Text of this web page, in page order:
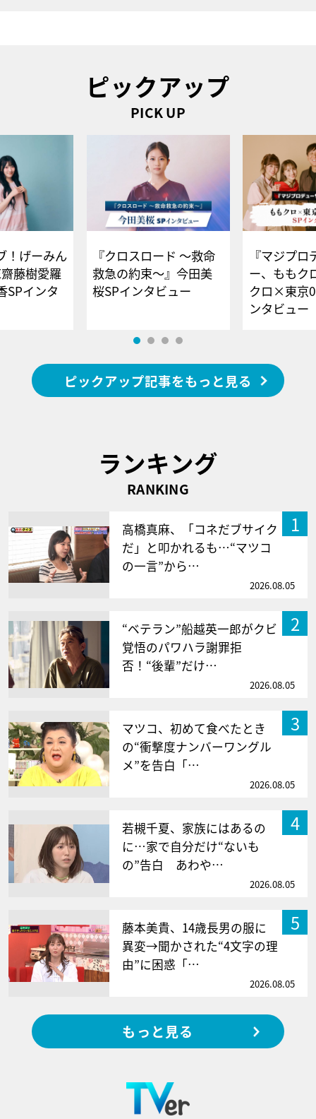
ピックアップ
PICK UP
！げーみん
藤樹愛羅
SPインタ
『クロスロード ～救命
救急の約束～』今田美
桜SPインタビュー
『マジプロ
ー、ももク
クロ×東京
ンタビュー
ピックアップ記事をもっと見る
ランキング
RANKING
1
高橋真麻、「コネだブサイク
だ」と叩かれるも…“マツコ
の一言”から…
2026.08.05
2
“ベテラン”船越英一郎がクビ
覚悟のパワハラ謝罪拒
否！“後輩”だけ…
2026.08.05
3
マツコ、初めて食べたとき
の“衝撃度ナンバーワングル
メ”を告白「…
2026.08.05
4
若槻千夏、家族にはあるの
に…家で自分だけ“ないも
の”告白 あわや…
2026.08.05
5
藤本美貴、14歳長男の服に
異変→聞かされた“4文字の理
由”に困惑「…
2026.08.05
もっと見る